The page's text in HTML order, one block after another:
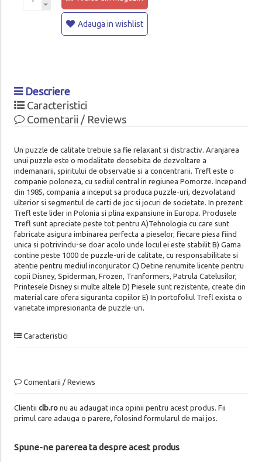
Adauga in wishlist
Descriere
Caracteristici
Comentarii / Reviews
Un puzzle de calitate trebuie sa fie relaxant si distractiv. Aranjarea
unui puzzle este o modalitate deosebita de dezvoltare a
indemanarii, spiritului de observatie si a concentrarii. Trefl este o
companie poloneza, cu sediul central in regiunea Pomorze. Incepand
din 1985, compania a inceput sa produca puzzle-uri, dezvolatand
ulterior si segmentul de carti de joc si jocuri de societate. In prezent
Trefl este lider in Polonia si plina expansiune in Europa. Produsele
Trefl sunt apreciate peste tot pentru A)Tehnologia cu care sunt
fabricate asigura imbinarea perfecta a pieselor, fiecare piesa fiind
unica si potrivindu-se doar acolo unde locul ei este stabilit B) Gama
contine peste 1000 de puzzle-uri de calitate, cu responsabilitate si
atentie pentru mediul inconjurator C) Detine renumite licente pentru
copii Disney, Spiderman, Frozen, Tranformers, Patrula Catelusilor,
Printesele Disney si multe altele D) Piesele sunt rezistente, create din
material care ofera siguranta copiilor E) In portofoliul Trefl exista o
varietate impresionanta de puzzle-uri.
Caracteristici
Comentarii / Reviews
Clientii clb.ronu au adaugat inca opinii pentru acest produs. Fii
primul care adauga o parere, folosind formularul de mai jos.
Spune-ne parerea ta despre acest produs